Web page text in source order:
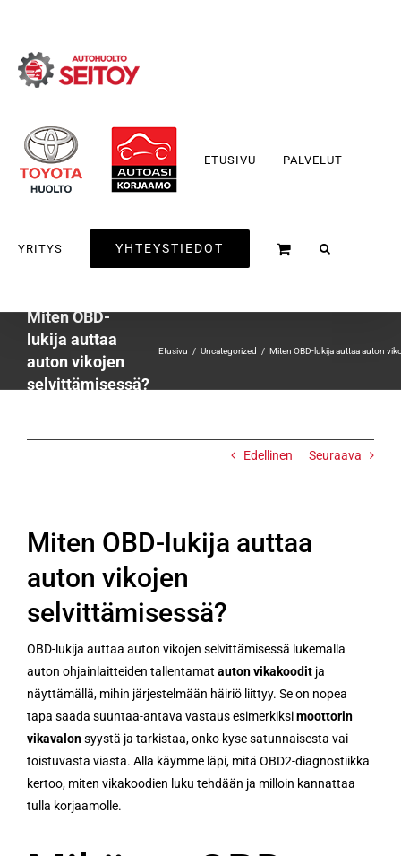
content
ETUSIVU PALVELUT
YRITYS YHTEYSTIEDOT
Miten OBD-
lukija auttaa
auton vikojen
selvittämisessä?
Etusivu Uncategorized Miten OBD-lukija auttaa auton
Edellinen Seuraava
Miten OBD-lukija auttaa
auton vikojen
selvittämisessä?
OBD-lukija auttaa auton vikojen selvittämisessä lukemalla
auton ohjainlaitteiden tallentamat auton vikakoodit ja
näyttämällä, mihin järjestelmään häiriö liittyy. Se on nopea
tapa saada suuntaa-antava vastaus esimerkiksimoottorin
vikavalonsyystä ja tarkistaa, onko kyse satunnaisesta vai
toistuvasta viasta. Alla käymme läpi, mitä OBD2-diagnostiikka
kertoo, miten vikakoodien luku tehdään ja milloin kannattaa
tulla korjaamolle.